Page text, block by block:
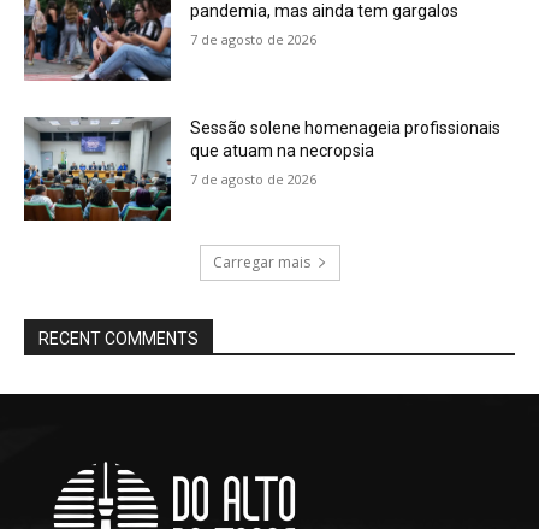
pandemia, mas ainda tem gargalos
7 de agosto de 2026
Sessão solene homenageia profissionais
que atuam na necropsia
7 de agosto de 2026
Carregar mais
RECENT COMMENTS